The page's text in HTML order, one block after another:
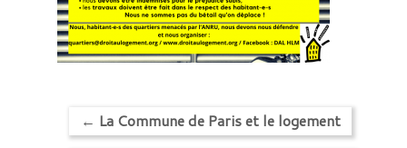
← La Commune de Paris et le logement